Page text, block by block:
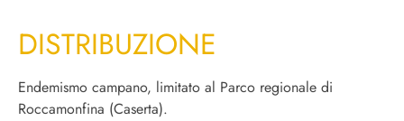
DISTRIBUZIONE
Endemismo campano, limitato al Parco regionale di
Roccamonfina (Caserta).